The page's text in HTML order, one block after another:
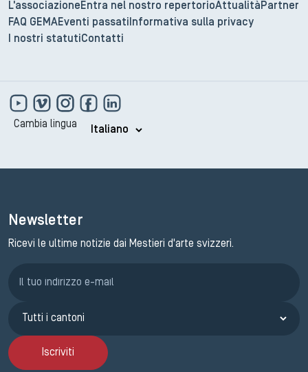
L'associazione Entra nel nostro repertorioAttualità Partner
FAQ GEMAEventi passati Informativa sulla privacy
I nostri statutiContatti
Cambia lingua
Newsletter
Ricevi le ultime notizie dai Mestieri d'arte svizzeri.
Iscriviti